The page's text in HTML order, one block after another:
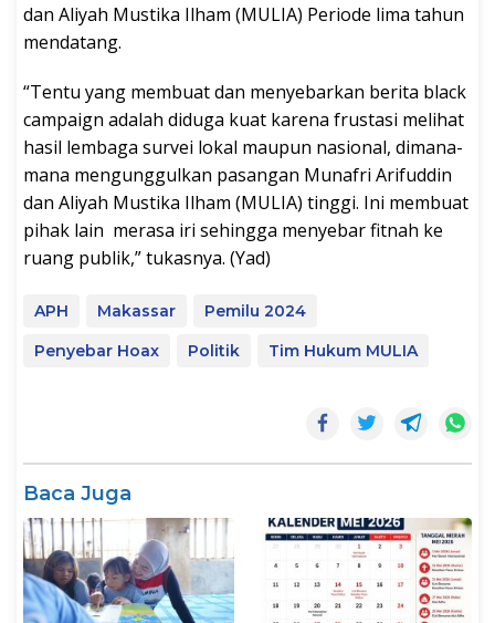
dan Aliyah Mustika Ilham (MULIA) Periode lima tahun
mendatang.
“Tentu yang membuat dan menyebarkan berita black
campaign adalah diduga kuat karena frustasi melihat
hasil lembaga survei lokal maupun nasional, dimana-
mana mengunggulkan pasangan Munafri Arifuddin
dan Aliyah Mustika Ilham (MULIA) tinggi. Ini membuat
pihak lain merasa iri sehingga menyebar fitnah ke
ruang publik,” tukasnya. (Yad)
APH Makassar
Pemilu 2024
Penyebar Hoax
Politik Tim Hukum MULIA
Baca Juga